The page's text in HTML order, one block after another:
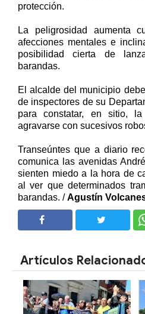
protección.
La peligrosidad aumenta
afecciones mentales e
posibilidad cierta de
barandas.
El alcalde del municipio
de inspectores de su
para constatar, en sitio,
agravarse con sucesivos
Transeúntes que a diario
comunica las avenidas
sienten miedo a la hora de
al ver que determinados
barandas. /Agustín
Artículos